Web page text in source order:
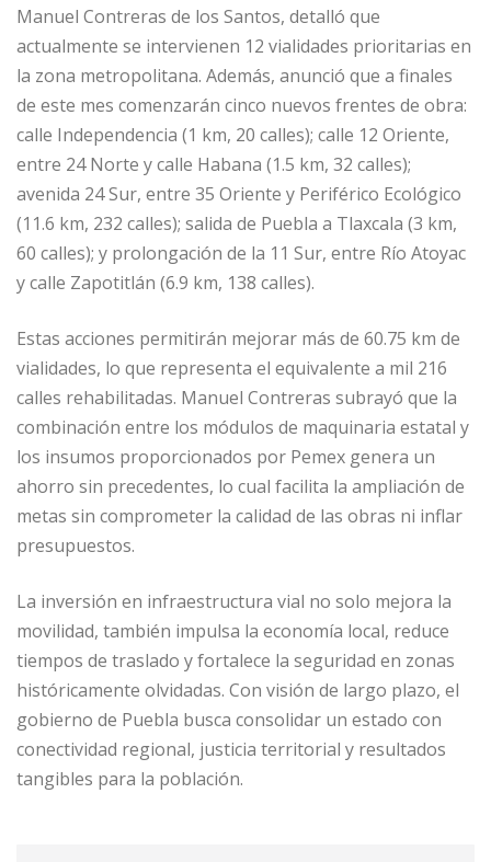
Manuel Contreras de los Santos, detalló que
actualmente se intervienen 12 vialidades prioritarias en
la zona metropolitana. Además, anunció que a finales
de este mes comenzarán cinco nuevos frentes de obra:
calle Independencia (1 km, 20 calles); calle 12 Oriente,
entre 24 Norte y calle Habana (1.5 km, 32 calles);
avenida 24 Sur, entre 35 Oriente y Periférico Ecológico
(11.6 km, 232 calles); salida de Puebla a Tlaxcala (3 km,
60 calles); y prolongación de la 11 Sur, entre Río Atoyac
y calle Zapotitlán (6.9 km, 138 calles).
Estas acciones permitirán mejorar más de 60.75 km de
vialidades, lo que representa el equivalente a mil 216
calles rehabilitadas. Manuel Contreras subrayó que la
combinación entre los módulos de maquinaria estatal y
los insumos proporcionados por Pemex genera un
ahorro sin precedentes, lo cual facilita la ampliación de
metas sin comprometer la calidad de las obras ni inflar
presupuestos.
La inversión en infraestructura vial no solo mejora la
movilidad, también impulsa la economía local, reduce
tiempos de traslado y fortalece la seguridad en zonas
históricamente olvidadas. Con visión de largo plazo, el
gobierno de Puebla busca consolidar un estado con
conectividad regional, justicia territorial y resultados
tangibles para la población.